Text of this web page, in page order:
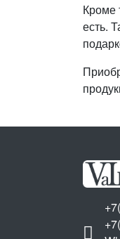
Кроме
есть.